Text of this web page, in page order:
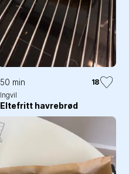
50 min
18
Ingvil
Eltefritt havrebrød